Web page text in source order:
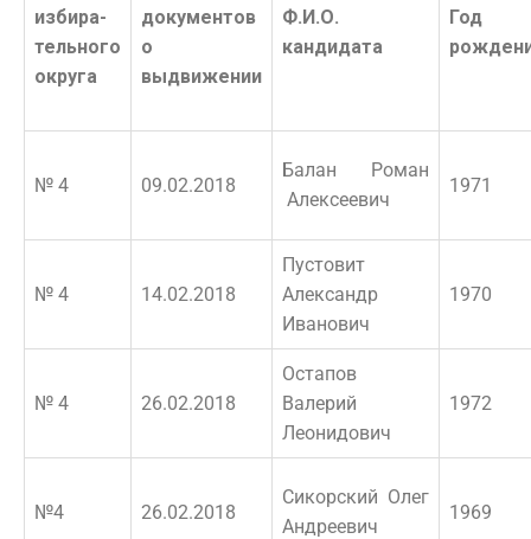
избира-
тельного
округа
документов
о
выдвижении
Ф.И.О.
кандидата
Год
№ 4 09.02.2018
Балан Роман
Алексеевич
1971
№ 4 14.02.2018
Пустовит
Александр
Иванович
1970
№ 4 26.02.2018
Остапов
Валерий
Леонидович
1972
№4 26.02.2018
Сикорский Олег
Андреевич
1969